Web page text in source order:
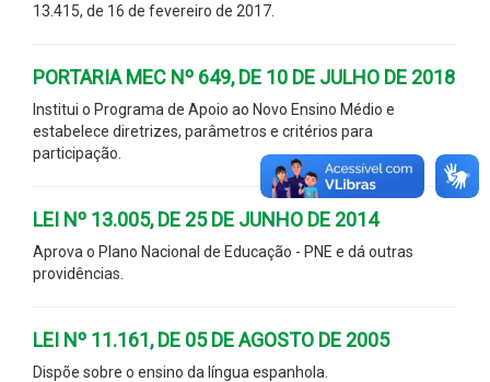
13.415, de 16 de fevereiro de 2017.
PORTARIA MEC Nº 649, DE 10 DE JULHO DE 2018
Institui o Programa de Apoio ao Novo Ensino Médio e
estabelece diretrizes, parâmetros e critérios para
participação.
LEI Nº 13.005, DE 25 DE JUNHO DE 2014
Aprova o Plano Nacional de Educação - PNE e dá outras
providências.
LEI Nº 11.161, DE 05 DE AGOSTO DE 2005
Dispõe sobre o ensino da língua espanhola.